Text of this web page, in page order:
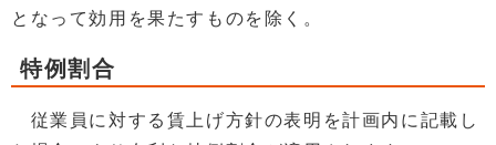
となって効用を果たすものを除く。
特例割合
従業員に対する賃上げ方針の表明を計画内に記載し